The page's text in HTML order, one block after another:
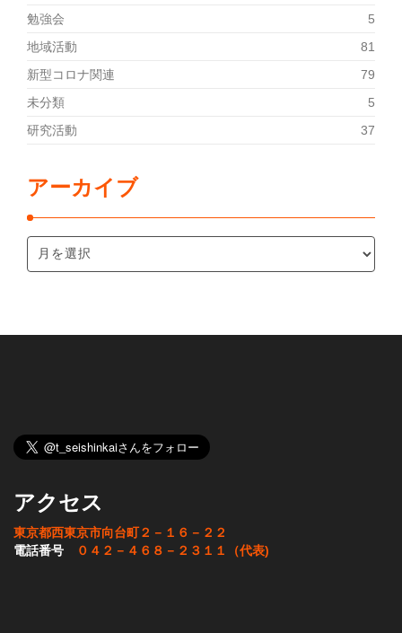
勉強会
5
地域活動
81
新型コロナ関連
79
未分類
5
研究活動
37
アーカイブ
アクセス
東京都西東京市向台町２－１６－２２
電話番号
０４２－４６８－２３１１（代表)